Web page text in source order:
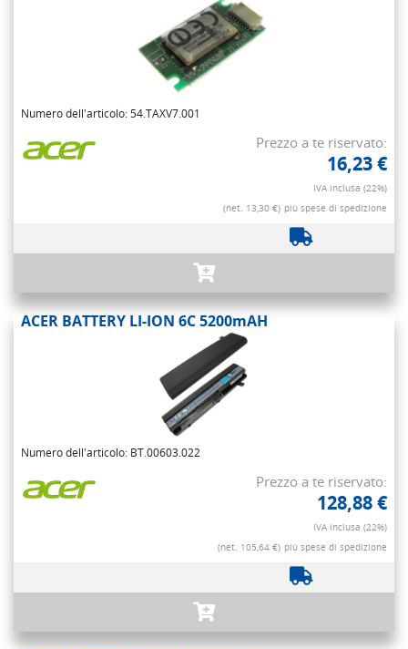
Numero dell'articolo: 54.TAXV7.001
Prezzo a te riservato:
16,23 €
IVA inclusa (22%)
(net. 13,30 €) più spese di spedizione
ACER BATTERY LI-ION 6C 5200mAH
Numero dell'articolo: BT.00603.022
Prezzo a te riservato:
128,88 €
IVA inclusa (22%)
(net. 105,64 €) più spese di spedizione